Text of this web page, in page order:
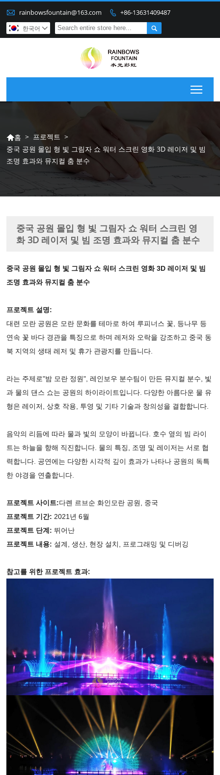
 rainbowsfountain@163.com  +86-13631409487

한국어 
홈 > 프로젝트 >
중국 공원 몰입 형 빛 그림자 쇼 워터 스크린 영화 3D 레이저 및 빔
조명 효과와 뮤지컬 춤 분수
중국 공원 몰입 형 빛 그림자 쇼 워터 스크린 영
화 3D 레이저 및 빔 조명 효과와 뮤지컬 춤 분수
중국 공원 몰입 형 빛 그림자 쇼 워터 스크린 영화 3D 레이저 및 빔
조명 효과와 뮤지컬 춤 분수
프로젝트 설명:
대련 모란 공원은 모란 문화를 테마로 하여 루피너스 꽃, 등나무 등
연속 꽃 바다 경관을 특징으로 하며 레저와 오락을 강조하고 중국 동
북 지역의 생태 레저 및 휴가 관광지를 만듭니다.
라는 주제로"밤 모란 정원", 레인보우 분수팀이 만든 뮤지컬 분수, 빛
과 물의 댄스 쇼는 공원의 하이라이트입니다. 다양한 아름다운 물 유
형은 레이저, 상호 작용, 투영 및 기타 기술과 창의성을 결합합니다.
음악의 리듬에 따라 물과 빛의 모양이 바뀝니다. 호수 옆의 빔 라이
트는 하늘을 향해 직진합니다. 물의 특징, 조명 및 레이저는 서로 협
력합니다. 공연에는 다양한 시각적 깊이 효과가 나타나 공원의 독특
한 야경을 연출합니다.
프로젝트 사이트:다롄 르브순 화인 모란 공원
, 중국
프로젝트 기간: 2021년 6월
프로젝트 단계: 뛰어난
프로젝트 내용: 설계, 생산, 현장 설치, 프로그래밍 및 디버깅
참고를 위한 프로젝트 효과: